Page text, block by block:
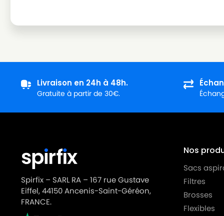
MIELE
MIELE S4762
MIELE
MIELE S4763
MIELE
MIELE
MIELE
MIELE S4768
MIELE
MIELE S4769
Livraison en 24h à 48h.
Gratuite à partir de 30€.
Spirfix – SARL RA – 167 rue Gustave
Eiffel, 44150 Ancenis-Saint-Géréon,
FRANCE.
Nos
Sacs
Filtres
Brosses
Flexibles